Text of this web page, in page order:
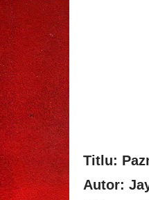
Titlu:
Autor: